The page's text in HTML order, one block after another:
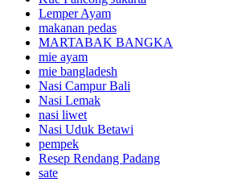
Lemper Ayam
makanan pedas
MARTABAK BANGKA
mie ayam
mie bangladesh
Nasi Campur Bali
Nasi Lemak
nasi liwet
Nasi Uduk Betawi
pempek
Resep Rendang Padang
sate